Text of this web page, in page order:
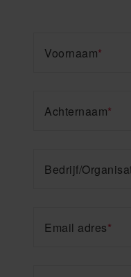
*
Voornaam
*
Achternaam
Bedrijf/
*
Email adres